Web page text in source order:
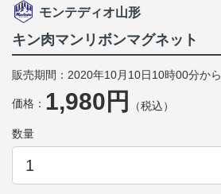
モンテディオ山形
キン肉マンリボンマグネット
販売期間：2020年10月10日10時00分から
価格： 1,980円 （税込）
数量